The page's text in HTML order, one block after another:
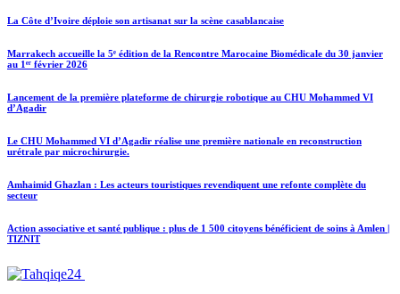
La Côte d’Ivoire déploie son artisanat sur la scène casablancaise
Marrakech accueille la 5ᵉ édition de la Rencontre Marocaine Biomédicale du 30 janvier
au 1ᵉʳ février 2026
Lancement de la première plateforme de chirurgie robotique au CHU Mohammed VI
d’Agadir
Le CHU Mohammed VI d’Agadir réalise une première nationale en reconstruction
urétrale par microchirurgie.
Amhaimid Ghazlan : Les acteurs touristiques revendiquent une refonte complète du
secteur
Action associative et santé publique : plus de 1 500 citoyens bénéficient de soins à Amlen |
TIZNIT